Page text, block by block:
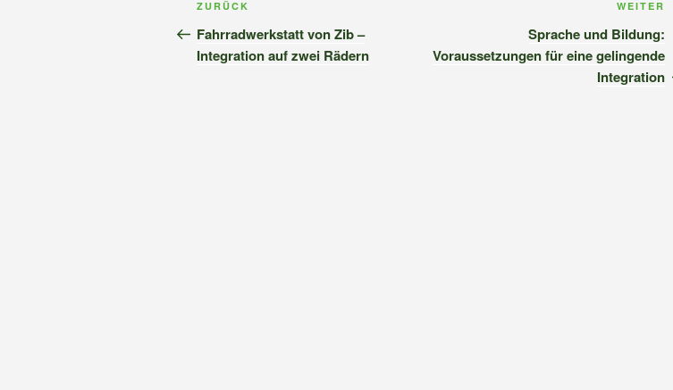
Vorheriger
Beitrag
ZURÜCK
Fahrradwerkstatt von Zib –
Integration auf zwei Rädern
WEITER
Sprache und Bildung:
Voraussetzungen für eine gelingende
Integration